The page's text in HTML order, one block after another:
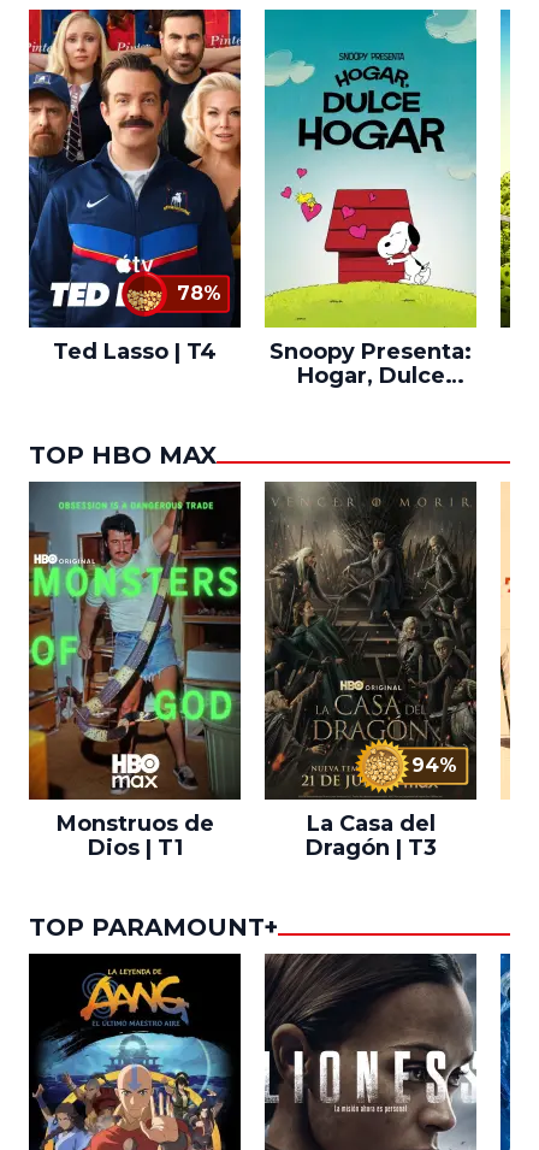
78%
Ted Lasso | T4
Snoopy Presenta:
Hogar, Dulce
TOP HBO MAX
Monstruos de
Dios | T1
94%
La Casa del
Dragón | T3
TOP PARAMOUNT+